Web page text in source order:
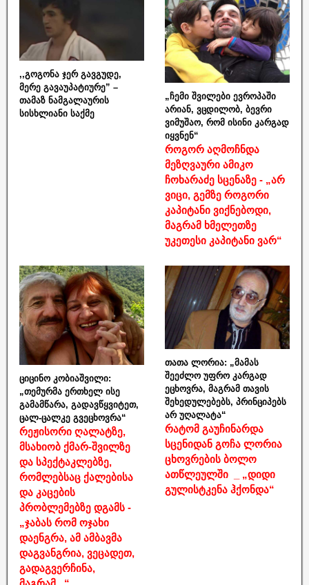
,,გოგონა ჯერ გავგუდე,
მერე გავაუპატიურე” –
თამაზ ნამგალაურის
სისხლიანი საქმე
„ჩემი შვილები ევროპაში
არიან, ვცდილობ, ბევრი
ვიმუშაო, რომ ისინი კარგად
იყვნენ“
როგორ აღმოჩნდა
მეზღვაური ამიკო
ჩოხარაძე სცენაზე - „არ
ვიცი, გემზე როგორი
კაპიტანი ვიქნებოდი,
მაგრამ ხმელეთზე
უკეთესი კაპიტანი ვარ“
ციცინო კობიაშვილი:
„თემურმა ერთხელ ისე
გამამწარა, გადავწყვიტეთ,
ცალ-ცალკე გვეცხოვრა“
რეჟისორი ღალატზე,
მსახიობ ქმარ-შვილზე
და სპექტაკლებზე,
რომლებსაც ქალებისა
და კაცების
პრობლემებზე დგამს -
„ჯაბას რომ ოჯახი
დაენგრა, ამ ამბავმა
დაგვანგრია, ვეცადეთ,
გადაგვერჩინა,
თათა ლორია: „მამას
შეეძლო უფრო კარგად
ეცხოვრა, მაგრამ თავის
შეხედულებებს, პრინციპებს
არ უღალატა“
რატომ გაუჩინარდა
სცენიდან გოჩა ლორია
ცხოვრების ბოლო
ათწლეულში _ „დიდი
გულისტკენა ჰქონდა“